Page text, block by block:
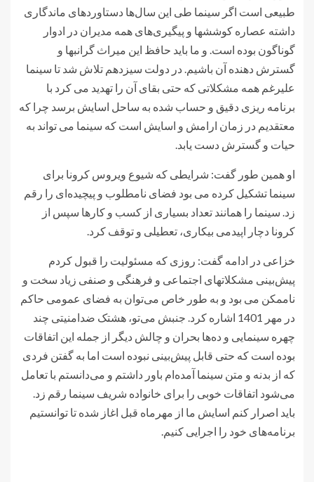
طبیعی است اگر سینما طی این سال‌ها دستاوردهای ماندگاری
داشته عصاره کوششها و پیگیری‌های همه مدیران در ادوار
گوناگون بوده است. و ما باید حافظ این میراث گرانبها و
گسترش دهنده آن باشیم. در دولت سیزدهم تلاش شد تا سینما
علیرغم همه مشکلاتی که حتی بقای آن را تهدید می کرد با
برنامه ریزی دقیق و حساب شده به ساحل اسایش برسد چرا که
معتقدیم در زمان ارامش و اسایش است که سینما می تواند به
حیات و گسترش دست یابد.
او همین طور گفت: شرایطی که شیوع ویروس کرونا برای
سینما تشکیل کرده می بود فضای نامطلوب و پیچیده‌ای را رقم
زد. سینما را همانند تعداد بسیاری از کسب و کارها سپس از
کرونا دچار اپیدمی بیکاری، تعطیلی و توقف کرد.
خزاعی در ادامه گفت: روزی که مسئولیت را قبول کردم
پیش‌بینی مشکلاتهای اجتماعی و فرهنگی و صنفی زیاد سخت و
ناممکن می بود و به طور خاص می‌توان به فضای عمومی حاکم
در مهر 1401 اشاره کرد. جنبش می‌تو، هشتک ضدامنیتی چند
چهره سینمایی و ده‌ها بحران و چالش دیگر از جمله این اتفاقات
بوده است که حتی قابل پیش‌بینی نبوده است اما به گفتن فردی
که از بدنه و متن سینما آمده‌ام باور داشتم و می‌دانستم با تعامل
می‌شود اتفاقات خوبی را برای خانواده شریف سینما رقم زد.
باید اصرار کنم اسایش ما از مهرماه قبل اغاز شده تا توانستیم
برنامه‌های خود را اجرایی کنیم.